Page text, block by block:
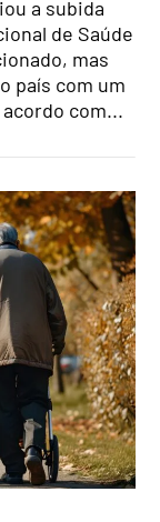
a subida
de Saúde
mas
país com um
com...